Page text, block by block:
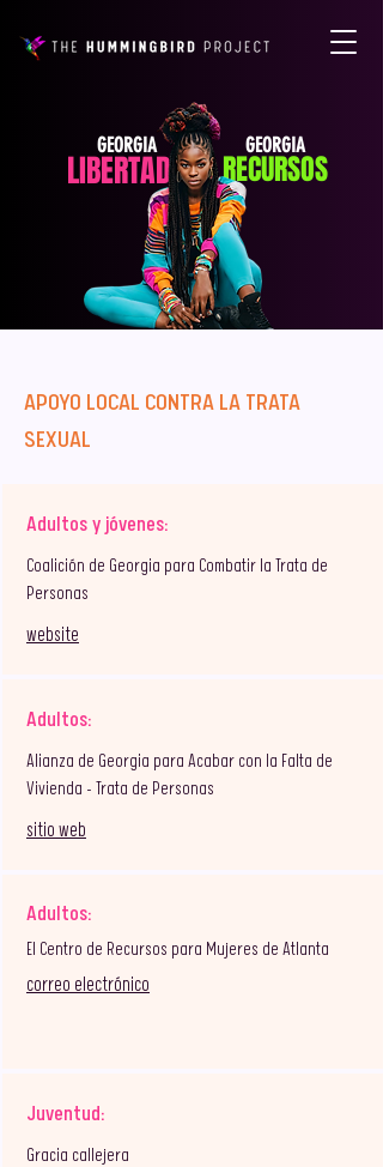
GEORGIA
LIBERTAD RECURSOS
GEORGIA
APOYO LOCAL CONTRA LA TRATA
SEXUAL
Adultos y jóvenes:
Coalición de Georgia para Combatir la Trata de
Personas
website
Adultos:
Alianza de Georgia para Acabar con la Falta de
Vivienda – Trata de Personas
sitio web
Adultos:
El Centro de Recursos para Mujeres de Atlanta
correo electrónico
Juventud:
Gracia callejera